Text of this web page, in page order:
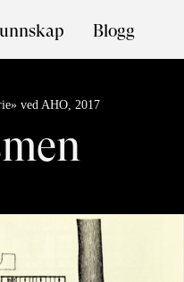
Blogg
ved AHO, 2017